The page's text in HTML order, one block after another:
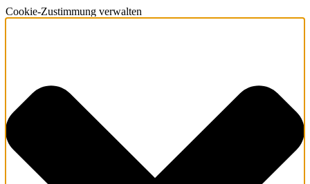
Cookie-Zustimmung verwalten